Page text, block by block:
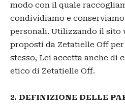
modo con il quale
condividiamo e
personali. Utilizzando il sito
proposti da Zetatielle Off
stesso, Lei accetta anche di
etico di Zetatielle Off.
2. DEFINIZIONE DELLE